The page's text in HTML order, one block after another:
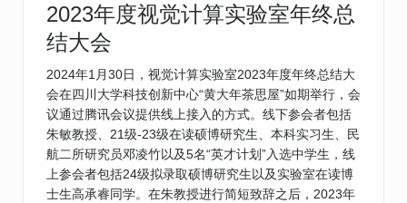
2023年度视觉计算实验室年终总
结大会
2024年1月30日，视觉计算实验室2023年度年终总结大
会在四川大学科技创新中心“黄大年茶思屋”如期举行，会
议通过腾讯会议提供线上接入的方式。线下参会者包括
朱敏教授、21级-23级在读硕博研究生、本科实习生、民
航二所研究员邓凌竹以及5名“英才计划”入选中学生，线
上参会者包括24级拟录取硕博研究生以及实验室在读博
士生高承睿同学。在朱教授进行简短致辞之后，2023年